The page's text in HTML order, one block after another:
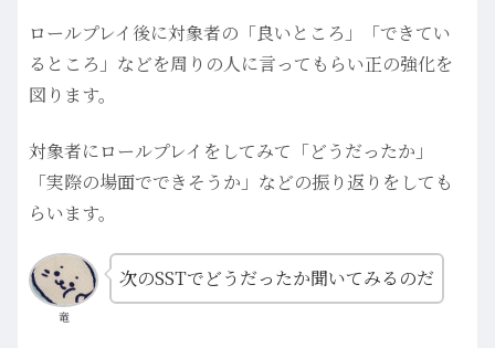
ロールプレイ後に対象者の「良いところ」「できてい
るところ」などを周りの人に言ってもらい正の強化を
図ります。
対象者にロールプレイをしてみて「どうだったか」
「実際の場面でできそうか」などの振り返りをしても
らいます。
竜
次のSSTでどうだったか聞いてみるのだ